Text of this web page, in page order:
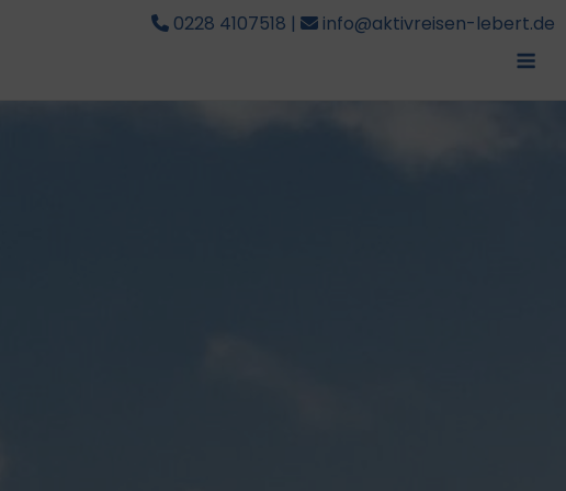
0228 4107518 |
info@aktivreisen-lebert.de